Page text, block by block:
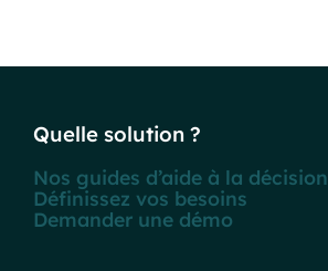
Quelle solution ?
Nos guides d’aide à la décision
Définissez vos besoins
Demander une démo